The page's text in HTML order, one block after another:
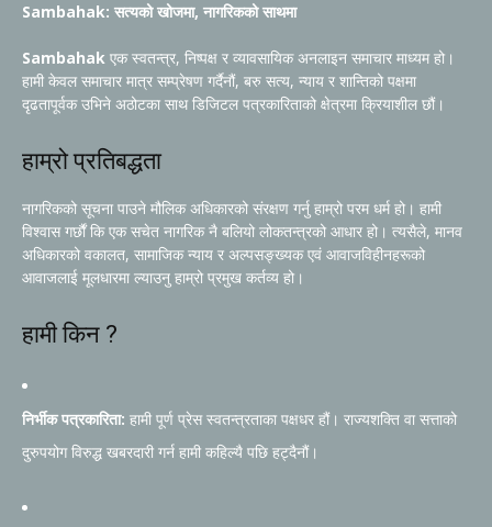
Sambahak: सत्यको खोजमा, नागरिकको साथमा
Sambahak एक स्वतन्त्र, निष्पक्ष र व्यावसायिक अनलाइन समाचार माध्यम हो।
हामी केवल समाचार मात्र सम्प्रेषण गर्दैनौं, बरु सत्य, न्याय र शान्तिको पक्षमा
दृढतापूर्वक उभिने अठोटका साथ डिजिटल पत्रकारिताको क्षेत्रमा क्रियाशील छौं।
हाम्रो प्रतिबद्धता
नागरिकको सूचना पाउने मौलिक अधिकारको संरक्षण गर्नु हाम्रो परम धर्म हो। हामी
विश्वास गर्छौं कि एक सचेत नागरिक नै बलियो लोकतन्त्रको आधार हो। त्यसैले, मानव
अधिकारको वकालत, सामाजिक न्याय र अल्पसङ्ख्यक एवं आवाजविहीनहरूको
आवाजलाई मूलधारमा ल्याउनु हाम्रो प्रमुख कर्तव्य हो।
हामी किन ?
निर्भीक पत्रकारिता: हामी पूर्ण प्रेस स्वतन्त्रताका पक्षधर हौं। राज्यशक्ति वा सत्ताको
दुरुपयोग विरुद्ध खबरदारी गर्न हामी कहिल्यै पछि हट्दैनौं।